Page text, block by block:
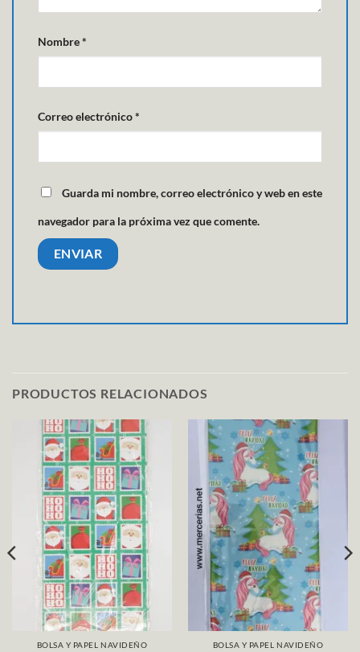
Nombre*
Correo electrónico*
Guarda mi nombre, correo electrónico y web en este
navegador para la próxima vez que comente.
PRODUCTOS RELACIONADOS
BOLSA Y PAPEL NAVIDEÑO BOLSA Y PAPEL NAVIDEÑO